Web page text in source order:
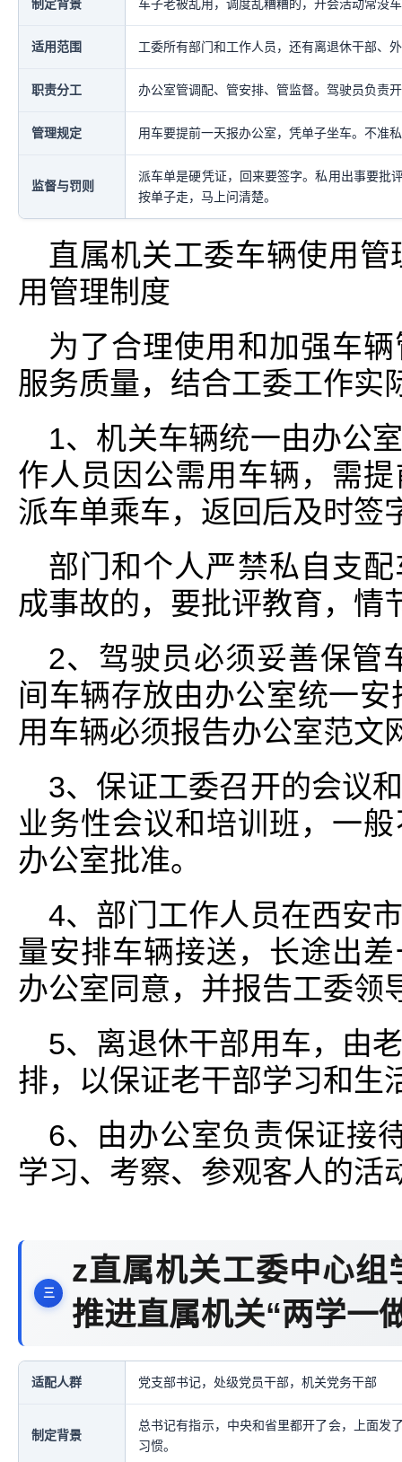
制定背景 车子老被乱用，调度乱糟糟的，开会活动常没
适用范围 工委所有部门和工作人员，还有离退休干部、
职责分工 办公室管调配、管安排、管监督。驾驶员负责
管理规定 用车要提前一天报办公室，凭单子坐车。不准
监督与罚则
派车单是硬凭证，回来要签字。私用出事要批
按单子走，马上问清楚。
直属机关工委车辆使用
用管理制度
为了合理使用和加强车
服务质量，结合工委工作实
1、机关车辆统一由办公
作人员因公需用车辆，需
派车单乘车，返回后及时签
部门和个人严禁私自支
成事故的，要批评教育，情
2、驾驶员必须妥善保管
间车辆存放由办公室统一
用车辆必须报告办公室范文
3、保证工委召开的会议
业务性会议和培训班，一
办公室批准。
4、部门工作人员在西安
量安排车辆接送，长途出
办公室同意，并报告工委领
5、离退休干部用车，由
排，以保证老干部学习和生
6、由办公室负责保证接
学习、考察、参观客人的活
z直属机关工委中心
推进直属机关“两学一
适配人群 党支部书记，处级党员干部，机关党务干部
制定背景
总书记有指示，中央和省里都开了会，上面发
习惯。